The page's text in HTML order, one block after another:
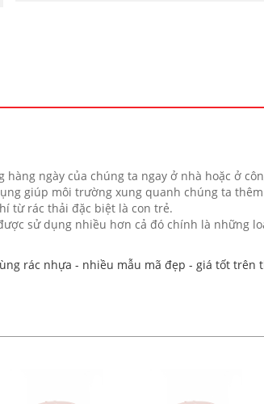
ngày của chúng ta ngay ở nhà hoặc ở
giúp môi trường xung quanh chúng ta
từ rác thải đặc biệt là con trẻ.
sử dụng nhiều hơn cả đó chính là những
rác nhựa - nhiều mẫu mã đẹp - giá tốt trên